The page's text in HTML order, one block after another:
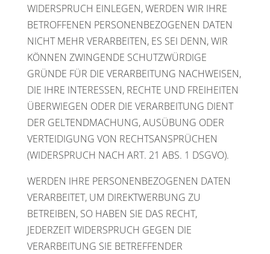
WIDERSPRUCH EINLEGEN, WERDEN WIR IHRE
BETROFFENEN PERSONENBEZOGENEN DATEN
NICHT MEHR VERARBEITEN, ES SEI DENN, WIR
KÖNNEN ZWINGENDE SCHUTZWÜRDIGE
GRÜNDE FÜR DIE VERARBEITUNG NACHWEISEN,
DIE IHRE INTERESSEN, RECHTE UND FREIHEITEN
ÜBERWIEGEN ODER DIE VERARBEITUNG DIENT
DER GELTENDMACHUNG, AUSÜBUNG ODER
VERTEIDIGUNG VON RECHTSANSPRÜCHEN
(WIDERSPRUCH NACH ART. 21 ABS. 1 DSGVO).
WERDEN IHRE PERSONENBEZOGENEN DATEN
VERARBEITET, UM DIREKTWERBUNG ZU
BETREIBEN, SO HABEN SIE DAS RECHT,
JEDERZEIT WIDERSPRUCH GEGEN DIE
VERARBEITUNG SIE BETREFFENDER